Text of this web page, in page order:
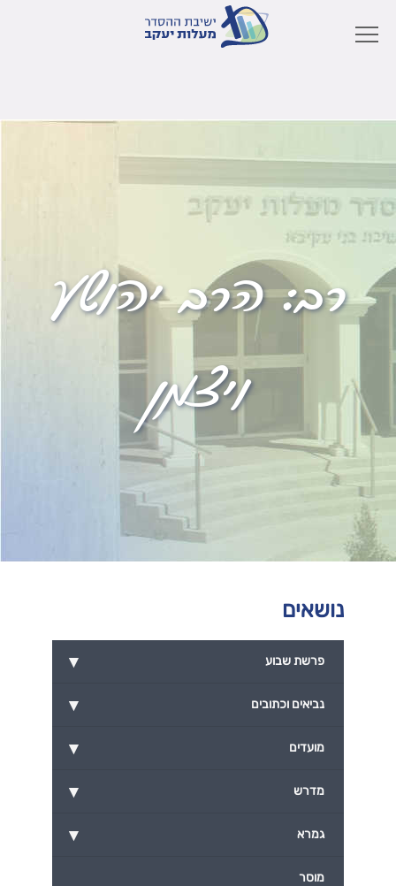
רב:הרב יהושע
ויצמן
נושאים
▾ פרשת שבוע
▾ נביאים וכתובים
▾ מועדים
▾ מדרש
▾ גמרא
מוסר